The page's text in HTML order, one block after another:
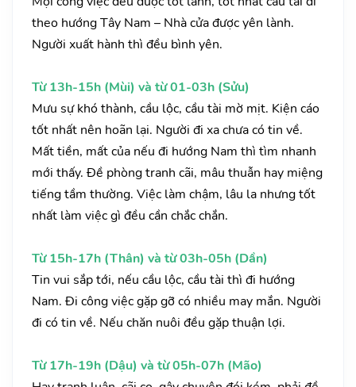
theo hướng Tây Nam – Nhà cửa được yên lành.
Người xuất hành thì đều bình yên.
Từ 13h-15h (Mùi) và từ 01-03h (Sửu)
Mưu sự khó thành, cầu lộc, cầu tài mờ mịt. Kiện cáo
tốt nhất nên hoãn lại. Người đi xa chưa có tin về.
Mất tiền, mất của nếu đi hướng Nam thì tìm nhanh
mới thấy. Đề phòng tranh cãi, mâu thuẫn hay miệng
tiếng tầm thường. Việc làm chậm, lâu la nhưng tốt
nhất làm việc gì đều cần chắc chắn.
Từ 15h-17h (Thân) và từ 03h-05h (Dần)
Tin vui sắp tới, nếu cầu lộc, cầu tài thì đi hướng
Nam. Đi công việc gặp gỡ có nhiều may mắn. Người
đi có tin về. Nếu chăn nuôi đều gặp thuận lợi.
Từ 17h-19h (Dậu) và từ 05h-07h (Mão)